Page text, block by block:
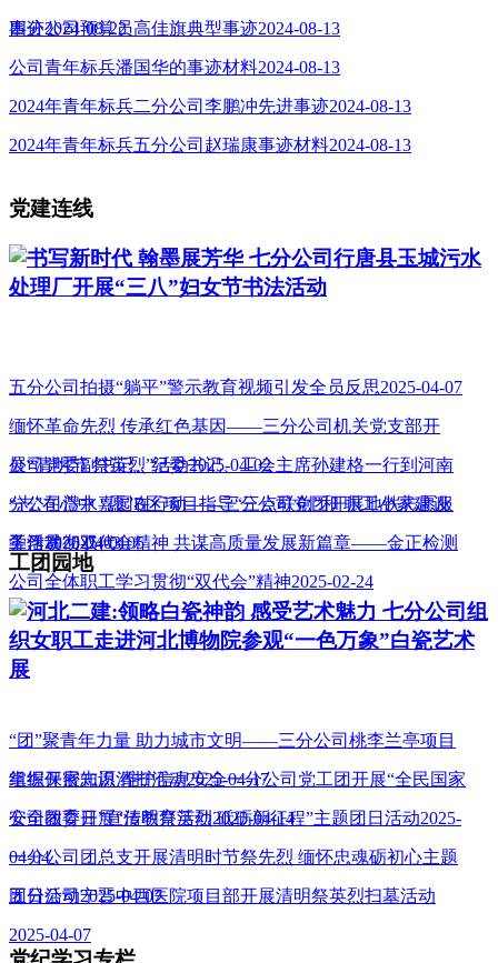
事迹2024-08-22
四分公司预算员高佳旗典型事迹2024-08-13
公司青年标兵潘国华的事迹材料2024-08-13
2024年青年标兵二分公司李鹏冲先进事迹2024-08-13
2024年青年标兵五分公司赵瑞康事迹材料2024-08-13
党建连线
书写新时代 翰墨展芳华 七分公司行唐县玉城污水
处理厂开展“三八”妇女节书法活动
五分公司拍摄“躺平”警示教育视频引发全员反思2025-04-07
缅怀革命先烈 传承红色基因——三分公司机关党支部开
展“清明节 祭英烈”活动2025-04-02
公司党委副书记、纪委书记、工会主席孙建格一行到河南
分公司澧水嘉园B区项目指导“三点联创”和 职工小家建设
工作2025-04-01
“志”在心中 “愿”在行动——三分公司党团开展地铁志愿服
务活动2025-03-05
学习贯彻双代会精神 共谋高质量发展新篇章——金正检测
公司全体职工学习贯彻“双代会”精神2025-02-24
工团园地
河北二建:领略白瓷神韵 感受艺术魅力 七分公司组
织女职工走进河北博物院参观“一色万象”白瓷艺术
展
“团”聚青年力量 助力城市文明——三分公司桃李兰亭项目
组织开展志愿清扫活动2025-04-17
掌握保密知识 维护信息安全一分公司党工团开展“全民国家
安全教育日”宣传教育活动2025-04-14
公司团委开展“清明祭英烈 砥砺新征程”主题团日活动2025-
04-04
一分公司团总支开展清明时节祭先烈 缅怀忠魂砺初心主题
团日活动2025-04-07
五分公司宁晋中西医院项目部开展清明祭英烈扫墓活动
2025-04-07